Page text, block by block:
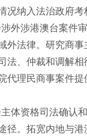
纳入法治政府考
涉港澳台案件
外法律。研究商
、仲裁和调解
代理民商事案件
资格司法确认
径。拓宽内地与